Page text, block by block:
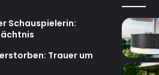
Schauspielerin:
Trauer um